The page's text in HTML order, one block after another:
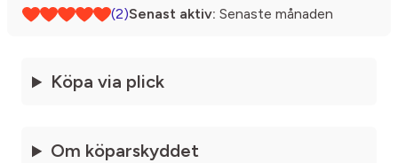
(2)Senast aktiv: Senaste månaden
Köpa via plick
Om köparskyddet